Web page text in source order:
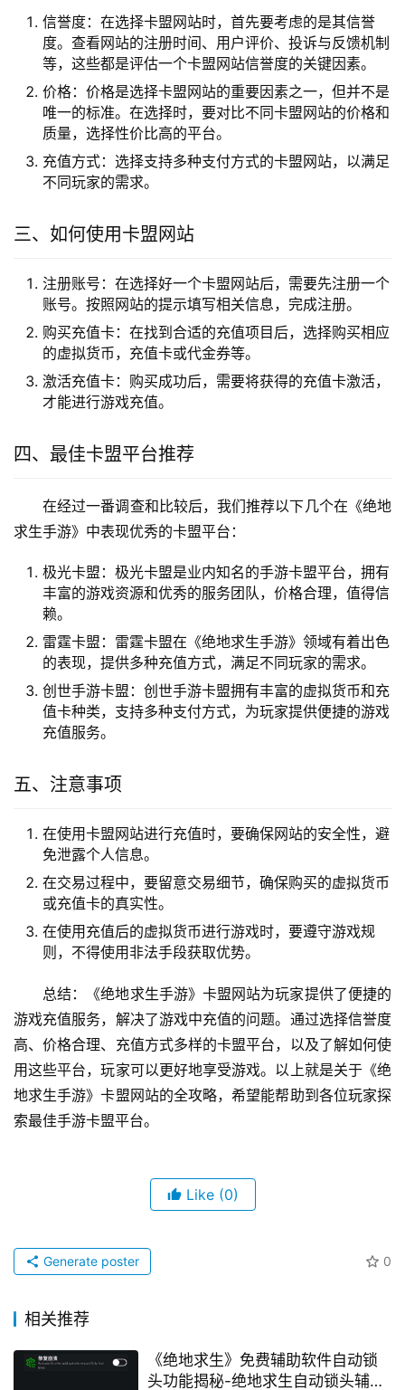
信誉度：在选择卡盟网站时，首先要考虑的是其信誉
度。查看网站的注册时间、用户评价、投诉与反馈机制
等，这些都是评估一个卡盟网站信誉度的关键因素。
价格：价格是选择卡盟网站的重要因素之一，但并不是
唯一的标准。在选择时，要对比不同卡盟网站的价格和
质量，选择性价比高的平台。
充值方式：选择支持多种支付方式的卡盟网站，以满足
不同玩家的需求。
三、如何使用卡盟网站
注册账号：在选择好一个卡盟网站后，需要先注册一个
账号。按照网站的提示填写相关信息，完成注册。
购买充值卡：在找到合适的充值项目后，选择购买相应
的虚拟货币，充值卡或代金券等。
激活充值卡：购买成功后，需要将获得的充值卡激活，
才能进行游戏充值。
四、最佳卡盟平台推荐
在经过一番调查和比较后，我们推荐以下几个在《绝地
求生手游》中表现优秀的卡盟平台：
极光卡盟：极光卡盟是业内知名的手游卡盟平台，拥有
丰富的游戏资源和优秀的服务团队，价格合理，值得信
赖。
雷霆卡盟：雷霆卡盟在《绝地求生手游》领域有着出色
的表现，提供多种充值方式，满足不同玩家的需求。
创世手游卡盟：创世手游卡盟拥有丰富的虚拟货币和充
值卡种类，支持多种支付方式，为玩家提供便捷的游戏
充值服务。
五、注意事项
在使用卡盟网站进行充值时，要确保网站的安全性，避
免泄露个人信息。
在交易过程中，要留意交易细节，确保购买的虚拟货币
或充值卡的真实性。
在使用充值后的虚拟货币进行游戏时，要遵守游戏规
则，不得使用非法手段获取优势。
总结：《绝地求生手游》卡盟网站为玩家提供了便捷的
游戏充值服务，解决了游戏中充值的问题。通过选择信誉度
高、价格合理、充值方式多样的卡盟平台，以及了解如何使
用这些平台，玩家可以更好地享受游戏。以上就是关于《绝
地求生手游》卡盟网站的全攻略，希望能帮助到各位玩家探
索最佳手游卡盟平台。
Like (0)
0
Generate poster
相关推荐
《绝地求生》免费辅助软件自动锁
头功能揭秘-绝地求生自动锁头辅助